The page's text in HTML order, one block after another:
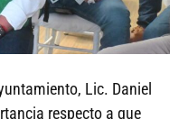
Lic. Daniel
respecto a que